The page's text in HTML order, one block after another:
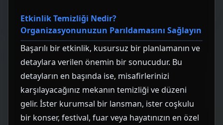
Etkinlik Temizliği Nedir?
Organizasyonunuzun Parıldamasını Sağlayın
Başarılı bir etkinlik, kusursuz bir planlamanın ve
detaylara verilen önemin bir sonucudur. Bu
detayların en başında ise, misafirlerinizi
karşılayacağınız mekanın temizliği ve düzeni
gelir. İster kurumsal bir lansman, ister coşkulu
bir konser, festival, fuar veya hayatınızın en özel